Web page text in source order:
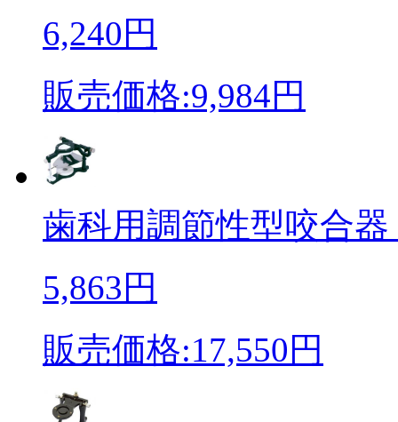
6,240円
販売価格:9,984円
歯科用調節性型咬合器
5,863円
販売価格:17,550円